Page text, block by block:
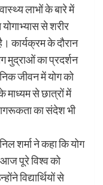
लाभों के बारे में
योगाभ्यास से शरीर
कार्यक्रम के दौरान
मुद्राओं का प्रदर्शन
जीवन में योग को
माध्यम से छात्रों में
का संदेश भी
शर्मा ने कहा कि योग
आज पूरे विश्व को
विद्यार्थियों से